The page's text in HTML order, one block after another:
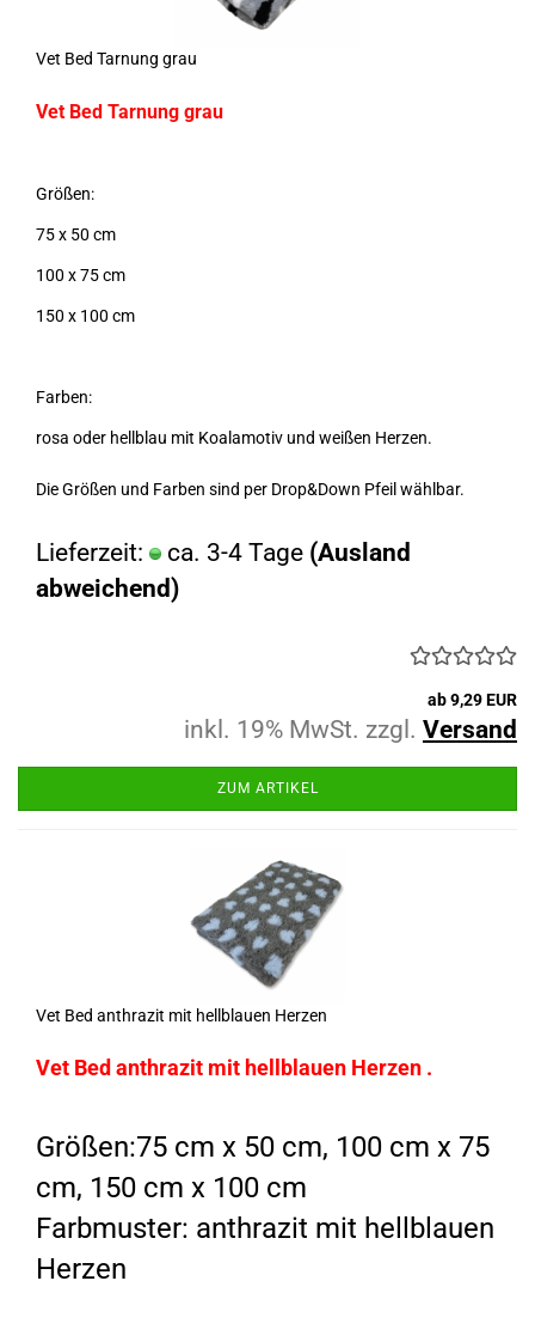
Vet Bed Tarnung grau
Vet Bed Tarnung grau
Größen:
75 x 50 cm
100 x 75 cm
150 x 100 cm
Farben:
rosa oder hellblau mit Koalamotiv und weißen Herzen.
Die Größen und Farben sind per Drop&Down Pfeil wählbar.
Lieferzeit: ca. 3-4 Tage (Ausland
abweichend)
ab 9,29 EUR
inkl. 19% MwSt. zzgl. Versand
ZUM ARTIKEL
Vet Bed anthrazit mit hellblauen Herzen
Vet Bed anthrazit mit hellblauen Herzen .
Größen:75 cm x 50 cm, 100 cm x 75
cm, 150 cm x 100 cm
Farbmuster: anthrazit mit hellblauen
Herzen